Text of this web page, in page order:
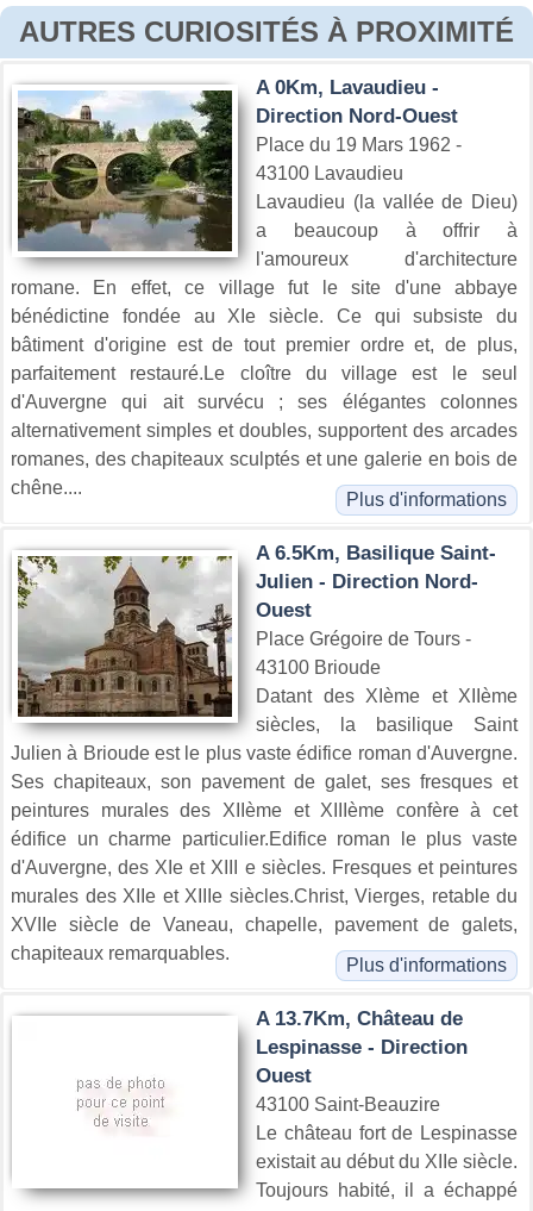
AUTRES CURIOSITÉS À PROXIMITÉ
A 0Km, Lavaudieu -
Direction Nord-Ouest
Place du 19 Mars 1962 -
43100 Lavaudieu
Lavaudieu (la vallée de Dieu)
a beaucoup à offrir à
l'amoureux d'architecture
romane. En effet, ce village fut le site d'une abbaye
bénédictine fondée au XIe siècle. Ce qui subsiste du
bâtiment d'origine est de tout premier ordre et, de plus,
parfaitement restauré.Le cloître du village est le seul
d'Auvergne qui ait survécu ; ses élégantes colonnes
alternativement simples et doubles, supportent des arcades
romanes, des chapiteaux sculptés et une galerie en bois de
chêne....
Plus d'informations
A 6.5Km, Basilique Saint-
Julien - Direction Nord-
Ouest
Place Grégoire de Tours -
43100 Brioude
Datant des XIème et XIIème
siècles, la basilique Saint
Julien à Brioude est le plus vaste édifice roman d'Auvergne.
Ses chapiteaux, son pavement de galet, ses fresques et
peintures murales des XIIème et XIIIème confère à cet
édifice un charme particulier.Edifice roman le plus vaste
d'Auvergne, des XIe et XIII e siècles. Fresques et peintures
murales des XIIe et XIIIe siècles.Christ, Vierges, retable du
XVIIe siècle de Vaneau, chapelle, pavement de galets,
chapiteaux remarquables.
Plus d'informations
A 13.7Km, Château de
Lespinasse - Direction
Ouest
43100 Saint-Beauzire
Le château fort de Lespinasse
existait au début du XIIe siècle.
Toujours habité, il a échappé